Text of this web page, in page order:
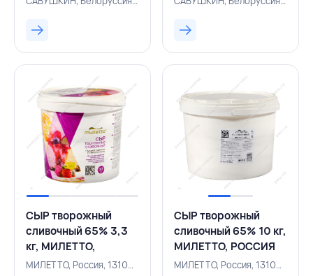
СЫР творожный
сливочный 65% 3,3
кг, МИЛЕТТО,
РОССИЯ
МИЛЕТТО, Россия, 131005789
СЫР творожный
сливочный 65% 10 кг,
МИЛЕТТО, РОССИЯ
МИЛЕТТО, Россия, 131005867